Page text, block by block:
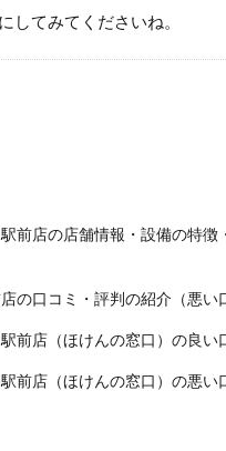
してみてくださいね。
前店の店舗情報・設備の特徴
の口コミ・評判の紹介（悪い
前店（ほけんの窓口）の良い
前店（ほけんの窓口）の悪い